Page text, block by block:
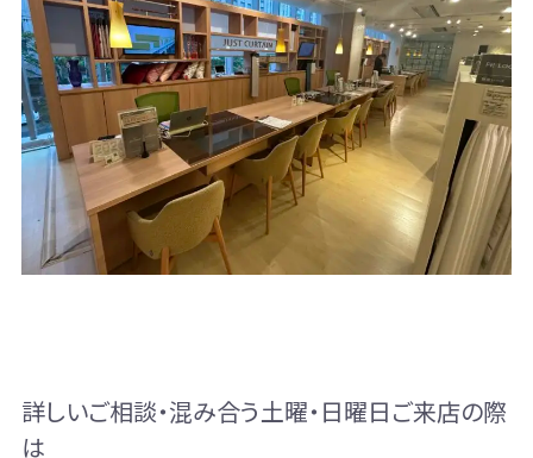
詳しいご相談・混み合う土曜・日曜日ご来店の際
は